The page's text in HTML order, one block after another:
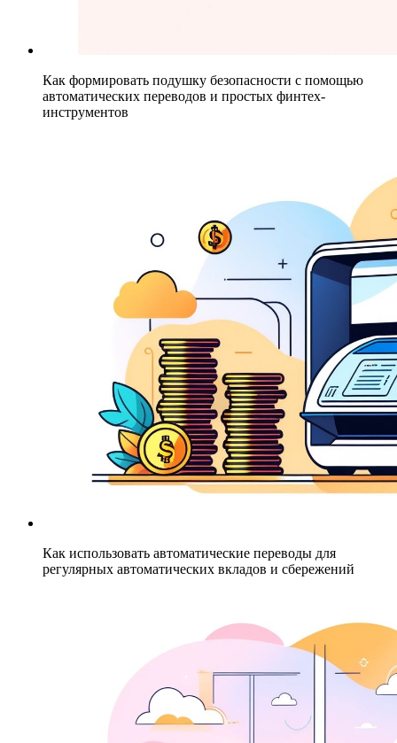
Как формировать подушку безопасности с помощью
автоматических переводов и простых финтех-
инструментов
Как использовать автоматические переводы для
регулярных автоматических вкладов и сбережений